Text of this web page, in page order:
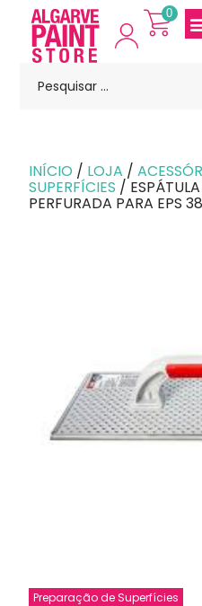
0
INÍCIO / LOJA /
SUPERFÍCIES /
PERFURADA PARA EPS
Preparação de Superfícies